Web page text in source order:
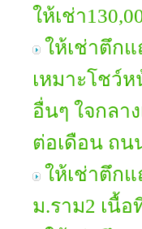
ให้เช่า
ให้เช่าตึก
เหมาะโชว์
อื่นๆ ใจกลา
ต่อเดือน ถน
ให้เช่าตึก
ม.ราม2 เนื้อ